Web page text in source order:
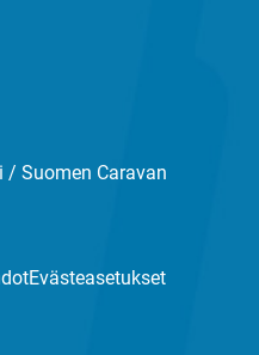
/ Suomen Caravan
Evästeasetukset